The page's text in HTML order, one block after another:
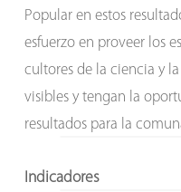
Popular en estos
esfuerzo en proveer los
cultores de la ciencia y
visibles y tengan la
resultados para la
Indicadores